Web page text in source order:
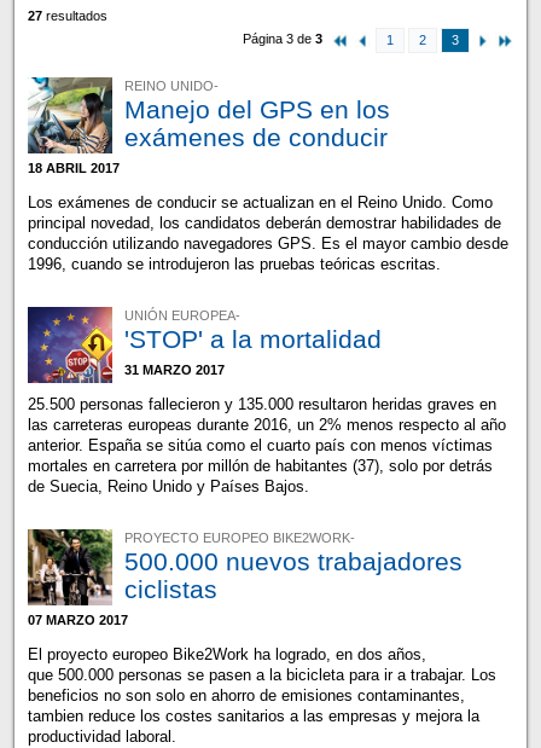
27resultados
Página 3 de3 1 2 3
REINO UNIDO-
Manejo del GPS en los
exámenes de conducir
18 ABRIL 2017
Los exámenes de conducir se actualizan en el Reino Unido. Como
principal novedad, los candidatos deberán demostrar habilidades de
conducción utilizando navegadores GPS. Es el mayor cambio desde
1996, cuando se introdujeron las pruebas teóricas escritas.
UNIÓN EUROPEA-
'STOP' a la mortalidad
31 MARZO 2017
25.500 personas fallecieron y 135.000 resultaron heridas graves en
las carreteras europeas durante 2016, un 2% menos respecto al año
anterior. España se sitúa como el cuarto país con menos víctimas
mortales en carretera por millón de habitantes (37), solo por detrás
de Suecia, Reino Unido y Países Bajos.
PROYECTO EUROPEO BIKE2WORK-
500.000 nuevos trabajadores
ciclistas
07 MARZO 2017
El proyecto europeo Bike2Work ha logrado, en dos años,
que 500.000 personas se pasen a la bicicleta para ir a trabajar. Los
beneficios no son solo en ahorro de emisiones contaminantes,
tambien reduce los costes sanitarios a las empresas y mejora la
productividad laboral.